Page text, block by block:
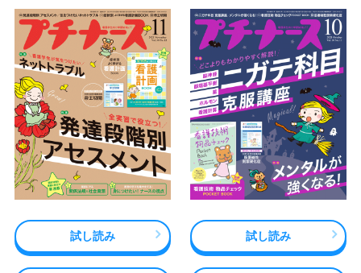
試し読み 試し読み